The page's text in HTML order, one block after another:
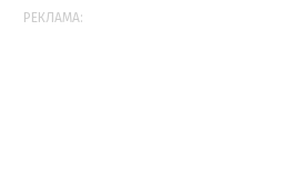
РЕКЛАМА: